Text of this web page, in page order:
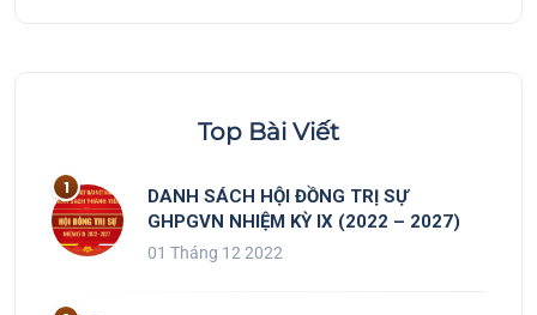
Top Bài Viết
DANH SÁCH HỘI ĐỒNG TRỊ SỰ
GHPGVN NHIỆM KỲ IX (2022 – 2027)
01 Tháng 12 2022